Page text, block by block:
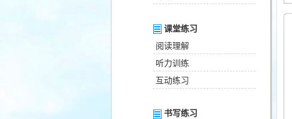
课堂练习
阅读理解
听力训练
互动练习
书写练习